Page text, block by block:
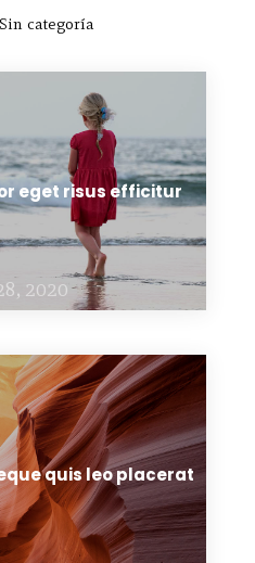
Sin categoría
eget risus efficitur
2020
quis leo placerat